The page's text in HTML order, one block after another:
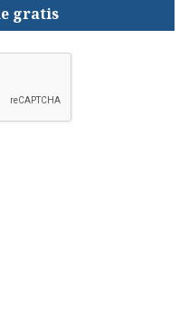
gratis